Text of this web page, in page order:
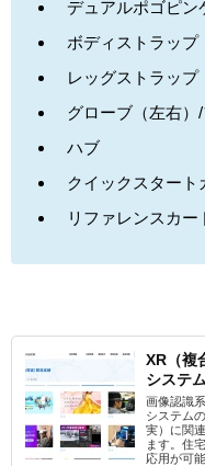
デュアルポゴピン
ボディストラップ
レッグストラップ
グローブ（左右）/
ハブ
クイックスタート
リファレンスカー
XR（複
システム
画像認識
システム
実）に関
ます。住
応用が可能